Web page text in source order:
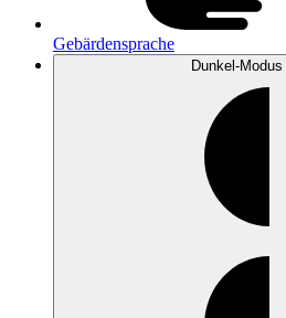
Gebärdensprache
Dunkel-Modus